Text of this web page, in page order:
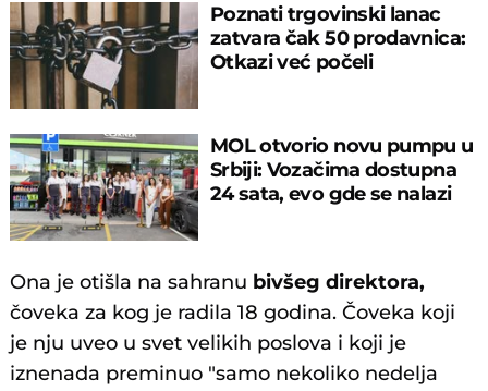
Poznati trgovinski lanac
zatvara čak 50 prodavnica:
Otkazi već počeli
MOL otvorio novu pumpu u
Srbiji: Vozačima dostupna
24 sata, evo gde se nalazi
Ona je otišla na sahranu bivšeg direktora,
čoveka za kog je radila 18 godina. Čoveka koji
je nju uveo u svet velikih poslova i koji je
iznenada preminuo "samo nekoliko nedelja